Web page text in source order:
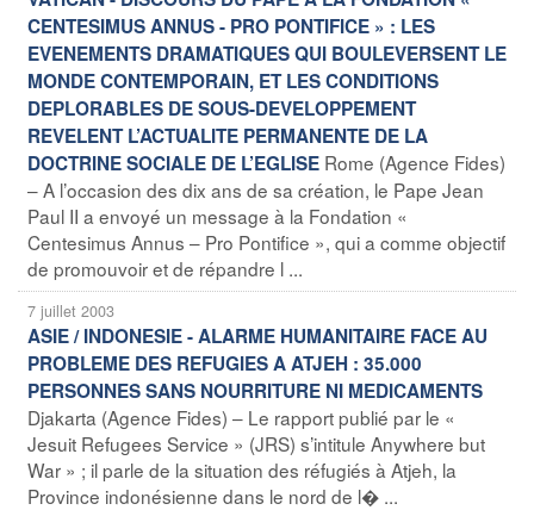
CENTESIMUS ANNUS - PRO PONTIFICE » : LES
EVENEMENTS DRAMATIQUES QUI BOULEVERSENT LE
MONDE CONTEMPORAIN, ET LES CONDITIONS
DEPLORABLES DE SOUS-DEVELOPPEMENT
REVELENT L’ACTUALITE PERMANENTE DE LA
DOCTRINE SOCIALE DE L’EGLISE Rome (Agence Fides)
– A l’occasion des dix ans de sa création, le Pape Jean
Paul II a envoyé un message à la Fondation «
Centesimus Annus – Pro Pontifice », qui a comme objectif
de promouvoir et de répandre l ...
7 juillet 2003
ASIE / INDONESIE - ALARME HUMANITAIRE FACE AU
PROBLEME DES REFUGIES A ATJEH : 35.000
PERSONNES SANS NOURRITURE NI MEDICAMENTS
Djakarta (Agence Fides) – Le rapport publié par le «
Jesuit Refugees Service » (JRS) s’intitule Anywhere but
War » ; il parle de la situation des réfugiés à Atjeh, la
Province indonésienne dans le nord de l� ...